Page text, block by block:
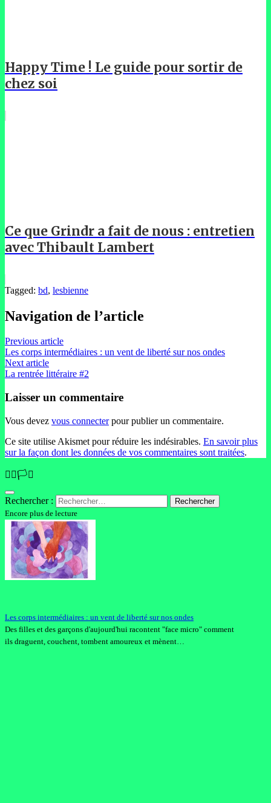
Happy Time ! Le guide pour sortir de
chez soi
Ce que Grindr a fait de nous : entretien
avec Thibault Lambert
Tagged: bd, lesbienne
Navigation de l’article
Previous article
Les corps intermédiaires : un vent de liberté sur nos ondes
Next article
La rentrée littéraire #2
Laisser un commentaire
Vous devez vous connecterpour publier un commentaire.
Ce site utilise Akismet pour réduire les indésirables. En savoir plus
sur la façon dont les données de vos commentaires sont traitées.
🏳️‍🌈🏳️‍⚧️
Rechercher :
Encore plus de lecture
Les corps intermédiaires : un vent de liberté sur nos ondes
Des filles et des garçons d'aujourd'hui racontent "face micro" comment
ils draguent, couchent, tombent amoureux et mènent…